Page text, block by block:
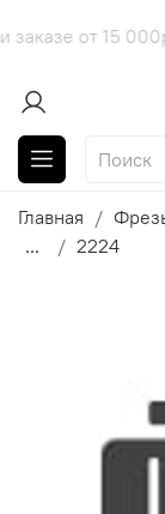
Главная
...
2224